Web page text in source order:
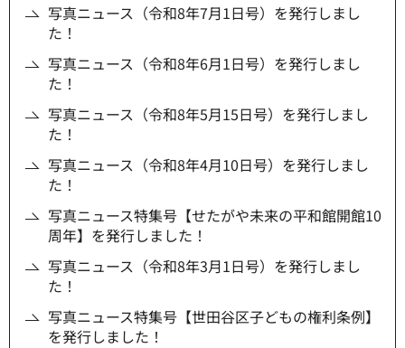
写真ニュース（令和8年7月1日号）を発行しまし
た！
写真ニュース（令和8年6月1日号）を発行しまし
た！
写真ニュース（令和8年5月15日号）を発行しまし
た！
写真ニュース（令和8年4月10日号）を発行しまし
た！
写真ニュース特集号【せたがや未来の平和館開館10
周年】を発行しました！
写真ニュース（令和8年3月1日号）を発行しまし
た！
写真ニュース特集号【世田谷区子どもの権利条例】
を発行しました！